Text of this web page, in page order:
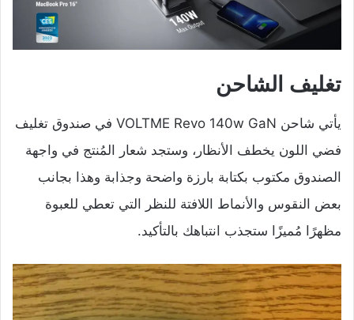
تغليف الشاحن
يأتي شاحن VOLTME Revo 140w GaN في صندوق تغليف
فضي اللون يخطف الأنظار، وستجد شعار المُنتج في واجهة
الصندوق مكتوب بكتابة بارزة واضحة وجذابة وهذا بجانب
بعض النقوس والأنماط اللافتة للنظر التي تعطي للعبوة
مظهرًا مُميزًا ستجذب انتباهك بالتأكيد.